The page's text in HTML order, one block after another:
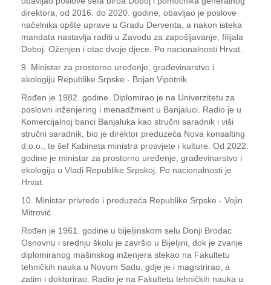
direktora, od 2016. do 2020. godine, obavljao je poslove
načelnika opšte uprave u Gradu Derventa, a nakon isteka
mandata nastavlja raditi u Zavodu za zapošljavanje, filijala
Doboj. Oženjen i otac dvoje djece. Po nacionalnosti Hrvat.
9. Ministar za prostorno uređenje, građevinarstvo i
ekologiju Republike Srpske - Bojan Vipotnik
Rođen je 1982. godine. Diplomirao je na Univerzitetu za
poslovni inženjering i menadžment u Banjaluci. Radio je u
Komercijalnoj banci Banjaluka kao stručni saradnik i viši
stručni saradnik, bio je direktor preduzeća Nova konsalting
d.o.o., te šef Kabineta ministra prosvjete i kulture. Od 2022.
godine je ministar za prostorno uređenje, građevinarstvo i
ekologiju u Vladi Republike Srpskoj. Po nacionalnosti je
Hrvat.
10. Ministar privrede i preduzeća Republike Srpske - Vojin
Mitrović
Rođen je 1961. godine u bijeljinskom selu Donji Brodac
Osnovnu i srednju školu je završio u Bijeljini, dok je zvanje
diplomiranog mašinskog inženjera stekao na Fakultetu
tehničkih nauka u Novom Sadu, gdje je i magistrirao, a
zatim i doktorirao. Radio je na Fakultetu tehničkih nauka u